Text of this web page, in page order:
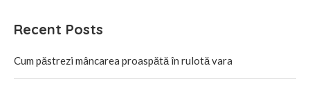
Recent Posts
Cum păstrezi mâncarea proaspătă în rulotă vara